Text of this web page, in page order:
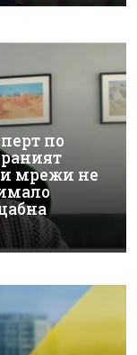
по
мрежи не